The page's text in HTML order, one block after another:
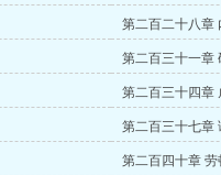
第二百二十八章
第二百三十一章
第二百三十四章
第二百三十七章
第二百四十章 劳